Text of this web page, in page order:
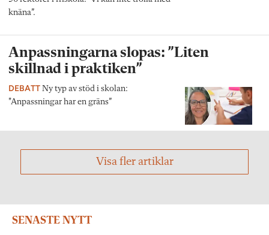
knäna”.
Anpassningarna slopas: ”Liten
skillnad i praktiken”
DEBATT Ny typ av stöd i skolan:
"Anpassningar har en gräns”
Visa fler artiklar
SENASTE NYTT